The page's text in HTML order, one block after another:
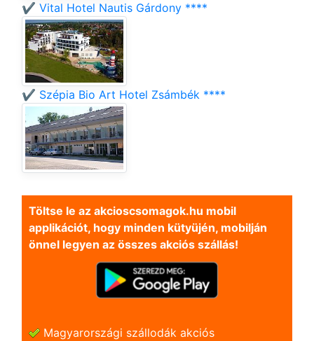
✔️ Vital Hotel Nautis Gárdony ****
✔️ Szépia Bio Art Hotel Zsámbék ****
Töltse le az akcioscsomagok.hu mobil
applikációt, hogy minden kütyüjén, mobilján
önnel legyen az összes akciós szállás!
Magyarországi szállodák akciós